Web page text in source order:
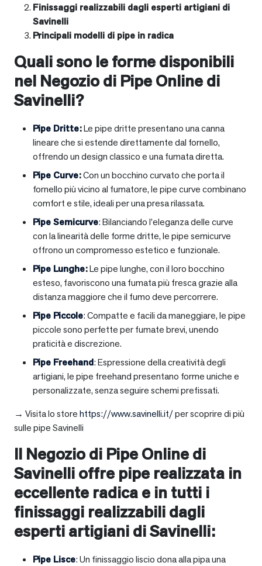
Finissaggi realizzabili dagli esperti artigiani di
Savinelli
Principali modelli di pipe in radica
Quali sono le forme disponibili
nel Negozio di Pipe Online di
Savinelli?
Pipe Dritte:Le pipe dritte presentano una canna
lineare che si estende direttamente dal fornello,
offrendo un design classico e una fumata diretta.
Pipe Curve:Con un bocchino curvato che porta il
fornello più vicino al fumatore, le pipe curve combinano
comfort e stile, ideali per una presa rilassata.
Pipe Semicurve: Bilanciando l’eleganza delle curve
con la linearità delle forme dritte, le pipe semicurve
offrono un compromesso estetico e funzionale.
Pipe Lunghe:Le pipe lunghe, con il loro bocchino
esteso, favoriscono una fumata più fresca grazie alla
distanza maggiore che il fumo deve percorrere.
Pipe Piccole: Compatte e facili da maneggiare, le pipe
piccole sono perfette per fumate brevi, unendo
praticità e discrezione.
Pipe Freehand: Espressione della creatività degli
artigiani, le pipe freehand presentano forme uniche e
personalizzate, senza seguire schemi prefissati.
→ Visita lo storehttps://www.savinelli.it/per scoprire di più
sulle pipe Savinelli
Il Negozio di Pipe Online di
Savinelli offre pipe realizzata in
eccellente radica e in tutti i
finissaggi realizzabili dagli
esperti artigiani di Savinelli:
Pipe Lisce: Un finissaggio liscio dona alla pipa una